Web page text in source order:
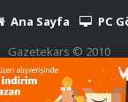
Ana Sayfa
PC
Gazetekars © 2010
Haber Scripti